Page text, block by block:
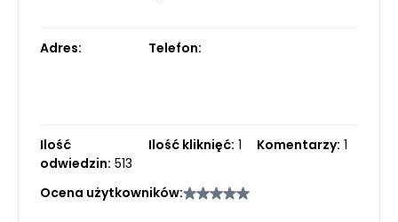
Adres: Telefon:
Ilość
odwiedzin: 513
Ilość kliknięć: 1 Komentarzy: 1
Ocena użytkowników: